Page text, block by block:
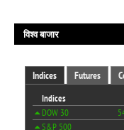
विश्व बाजार